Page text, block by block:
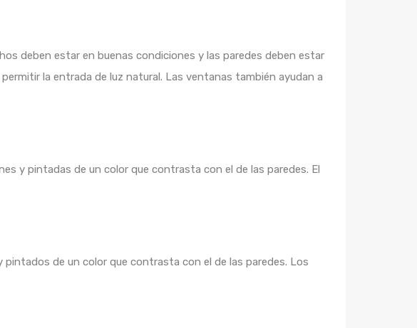
deben estar en buenas condiciones y las paredes deben estar
la entrada de luz natural. Las ventanas también ayudan a
y pintadas de un color que contrasta con el de las paredes. El
de un color que contrasta con el de las paredes. Los